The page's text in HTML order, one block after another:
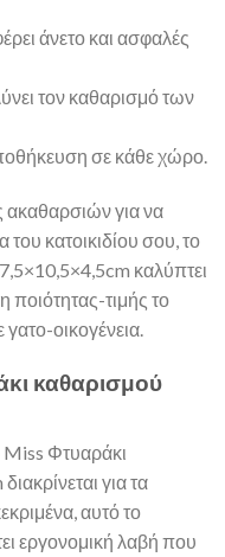
άνετο και ασφαλές
τον καθαρισμό των
σε κάθε χώρο.
ακαθαρσιών για να
του κατοικιδίου σου, το
καλύπτει
ποιότητας-τιμής το
γατο-οικογένεια.
καθαρισμού
Miss Φτυαράκι
για τα
αυτό το
εργονομική λαβή που